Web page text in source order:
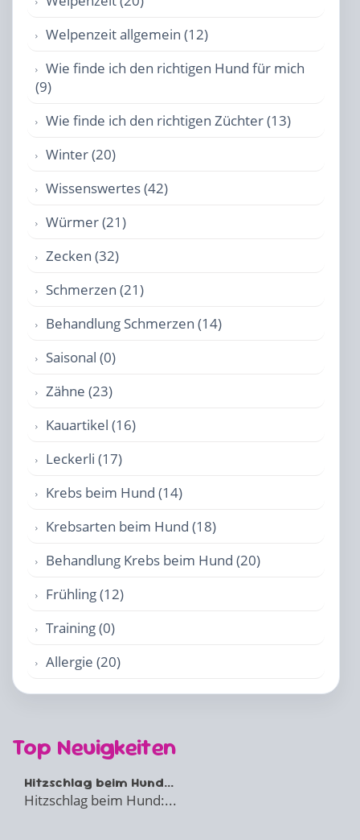
Welpenzeit allgemein (12)
Wie finde ich den richtigen Hund für mich
(9)
Wie finde ich den richtigen Züchter (13)
Winter (20)
Wissenswertes (42)
Würmer (21)
Zecken (32)
Schmerzen (21)
Behandlung Schmerzen (14)
Saisonal (0)
Zähne (23)
Kauartikel (16)
Leckerli (17)
Krebs beim Hund (14)
Krebsarten beim Hund (18)
Behandlung Krebs beim Hund (20)
Frühling (12)
Training (0)
Allergie (20)
Top Neuigkeiten
Hitzschlag beim Hund...
Hitzschlag beim Hund:...